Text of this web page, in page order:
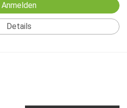
Anmelden
Details